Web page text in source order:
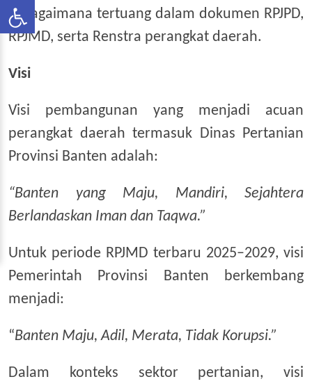
sebagaimana tertuang dalam dokumen RPJPD,
RPJMD, serta Renstra perangkat daerah.
Visi
Visi pembangunan yang menjadi acuan
perangkat daerah termasuk Dinas Pertanian
Provinsi Banten adalah:
“Banten yang Maju, Mandiri, Sejahtera
Berlandaskan Iman dan Taqwa.”
Untuk periode RPJMD terbaru 2025–2029, visi
Pemerintah Provinsi Banten berkembang
menjadi:
“Banten Maju, Adil, Merata, Tidak Korupsi.”
Dalam konteks sektor pertanian, visi